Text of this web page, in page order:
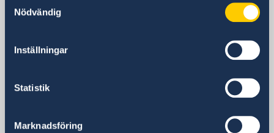
Nödvändig
Inställningar
Statistik
Marknadsföring
EU Citizen Family Members
How to collect your residence permit card
Sweden in China
Representation